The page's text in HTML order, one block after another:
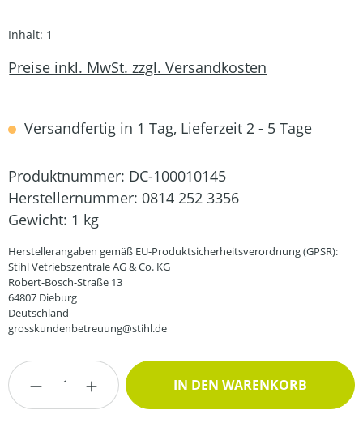
Inhalt: 1
Preise inkl. MwSt. zzgl. Versandkosten
Versandfertig in 1 Tag, Lieferzeit 2 - 5 Tage
Produktnummer: DC-100010145
Herstellernummer: 0814 252 3356
Gewicht: 1 kg
Herstellerangaben gemäß EU-Produktsicherheitsverordnung (GPSR):
Stihl Vetriebszentrale AG & Co. KG
Robert-Bosch-Straße 13
64807 Dieburg
Deutschland
grosskundenbetreuung@stihl.de
Produkt Anzahl: Gib den gewünschten
IN DEN WARENKORB